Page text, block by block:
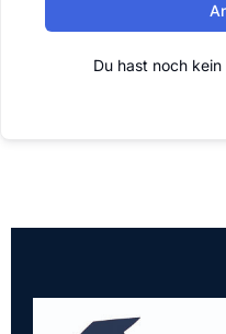
Du hast noch kein